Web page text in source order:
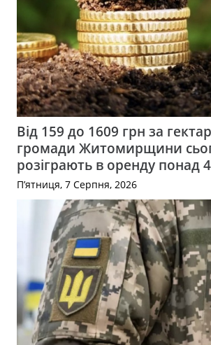
Від 159 до 1609 грн за
громади Житомирщини
розіграють в оренду понад
П’ятниця, 7 Серпня, 2026